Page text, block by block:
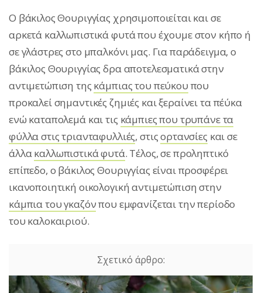
Ο βάκιλος Θουριγγίας χρησιμοποιείται και σε
αρκετά καλλωπιστικά φυτά που έχουμε στον κήπο ή
σε γλάστρες στο μπαλκόνι μας. Για παράδειγμα, ο
βάκιλος Θουριγγίας δρα αποτελεσματικά στην
αντιμετώπιση της κάμπιας του πεύκου που
προκαλεί σημαντικές ζημιές και ξεραίνει τα πέύκα
ενώ καταπολεμά και τις κάμπιες που τρυπάνε τα
φύλλα στις τριανταφυλλιές, στιςορτανσίες και σε
άλλακαλλωπιστικά φυτά. Τέλος, σε προληπτικό
επίπεδο, ο βάκιλος Θουριγγίας είναι προσφέρει
ικανοποιητική οικολογική αντιμετώπιση στην
κάμπια του γκαζόνπου εμφανίζεται την περίοδο
του καλοκαιριού.